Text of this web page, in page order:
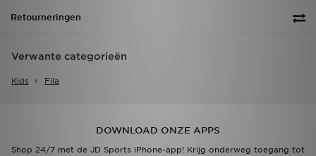
Retourneringen
Verwante categorieën
Kids Fila
DOWNLOAD ONZE APPS
Shop 24/7 met de JD Sports iPhone-app! Krijg onderweg toegang tot